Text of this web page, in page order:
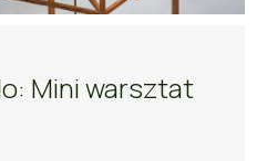
Mini warsztat